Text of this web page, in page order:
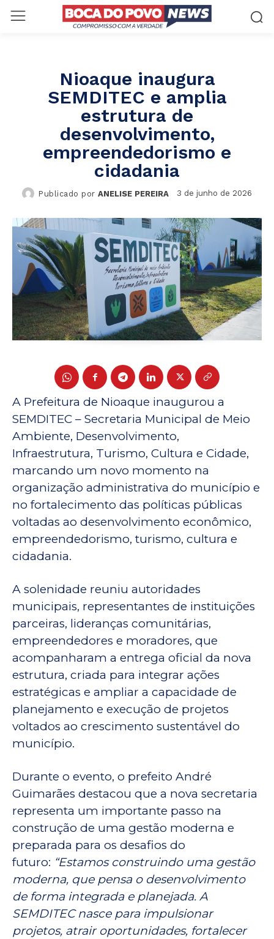
Nioaque inaugura
SEMDITEC e amplia
estrutura de
desenvolvimento,
empreendedorismo e
cidadania
Publicado por ANELISE PEREIRA 3 de junho de 2026
A Prefeitura de Nioaque inaugurou a
SEMDITEC – Secretaria Municipal de Meio
Ambiente, Desenvolvimento,
Infraestrutura, Turismo, Cultura e Cidade,
marcando um novo momento na
organização administrativa do município e
no fortalecimento das políticas públicas
voltadas ao desenvolvimento econômico,
empreendedorismo, turismo, cultura e
cidadania.
A solenidade reuniu autoridades
municipais, representantes de instituições
parceiras, lideranças comunitárias,
empreendedores e moradores, que
acompanharam a entrega oficial da nova
estrutura, criada para integrar ações
estratégicas e ampliar a capacidade de
planejamento e execução de projetos
voltados ao crescimento sustentável do
município.
Durante o evento, o prefeito André
Guimarães destacou que a nova secretaria
representa um importante passo na
construção de uma gestão moderna e
preparada para os desafios do
futuro: “Estamos construindo uma gestão
moderna, que pensa o desenvolvimento
de forma integrada e planejada. A
SEMDITEC nasce para impulsionar
projetos, atrair oportunidades, fortalecer